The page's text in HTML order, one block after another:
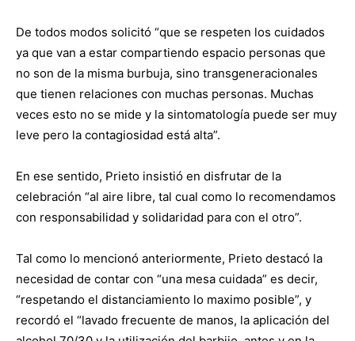
De todos modos solicitó “que se respeten los cuidados
ya que van a estar compartiendo espacio personas que
no son de la misma burbuja, sino transgeneracionales
que tienen relaciones con muchas personas. Muchas
veces esto no se mide y la sintomatología puede ser muy
leve pero la contagiosidad está alta”.
En ese sentido, Prieto insistió en disfrutar de la
celebración “al aire libre, tal cual como lo recomendamos
con responsabilidad y solidaridad para con el otro”.
Tal como lo mencionó anteriormente, Prieto destacó la
necesidad de contar con “una mesa cuidada” es decir,
“respetando el distanciamiento lo maximo posible”, y
recordó el “lavado frecuente de manos, la aplicación del